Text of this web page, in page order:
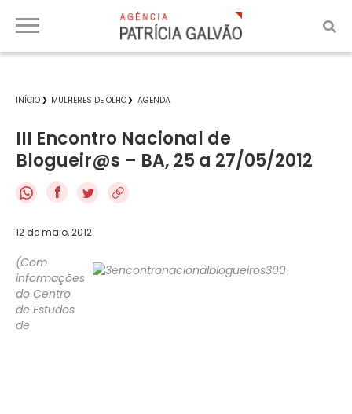
INÍCIO MULHERES DE OLHO AGENDA
III Encontro Nacional de
Blogueir@s – BA, 25 a 27/05/2012
f
12 de maio, 2012
(Com
informações
do Centro
de Estudos
de